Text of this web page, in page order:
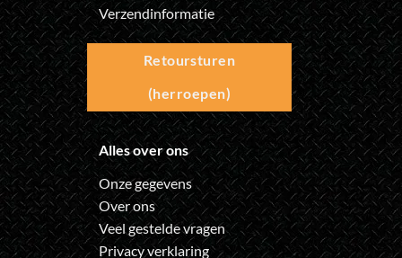
Verzendinformatie
Retoursturen
(herroepen)
Alles over ons
Onze gegevens
Over ons
Veel gestelde vragen
Privacy verklaring